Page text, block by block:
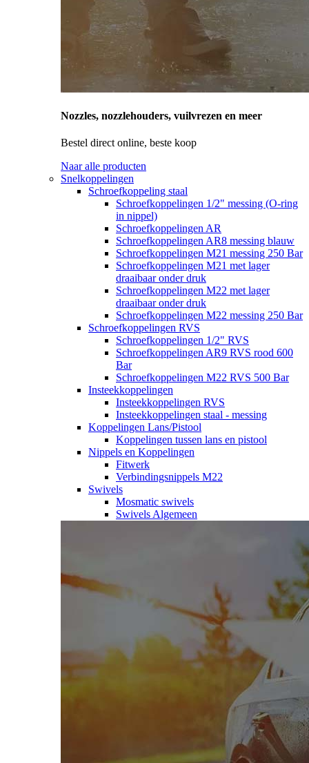
Nozzles, nozzlehouders, vuilvrezen en meer
Bestel direct online, beste koop
Naar alle producten
Snelkoppelingen
Schroefkoppeling staal
Schroefkoppelingen 1/2" messing (O-ring
in nippel)
Schroefkoppelingen AR
Schroefkoppelingen AR8 messing blauw
Schroefkoppelingen M21 messing 250 Bar
Schroefkoppelingen M21 met lager
draaibaar onder druk
Schroefkoppelingen M22 met lager
draaibaar onder druk
Schroefkoppelingen M22 messing 250 Bar
Schroefkoppelingen RVS
Schroefkoppelingen 1/2" RVS
Schroefkoppelingen AR9 RVS rood 600
Bar
Schroefkoppelingen M22 RVS 500 Bar
Insteekkoppelingen
Insteekkoppelingen RVS
Insteekkoppelingen staal - messing
Koppelingen Lans/Pistool
Koppelingen tussen lans en pistool
Nippels en Koppelingen
Fitwerk
Verbindingsnippels M22
Swivels
Mosmatic swivels
Swivels Algemeen